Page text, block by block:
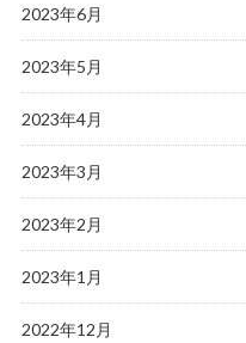
2023年6月
2023年5月
2023年4月
2023年3月
2023年2月
2023年1月
2022年12月